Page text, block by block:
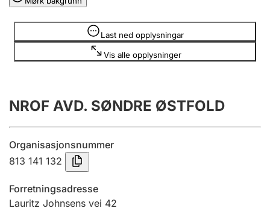
Lag og foreining
Registrere, endre, slette
Årsrekneskap
Innsending og forseinkingsgebyr
Tinglysing
Last ned opplysningar
Vis alle opplysninger
Opplysninger er skjult
NROF AVD. SØNDRE ØSTFOLD
Organisasjonsnummer
813 141 132
Forretningsadresse
Lauritz Johnsens vei 42